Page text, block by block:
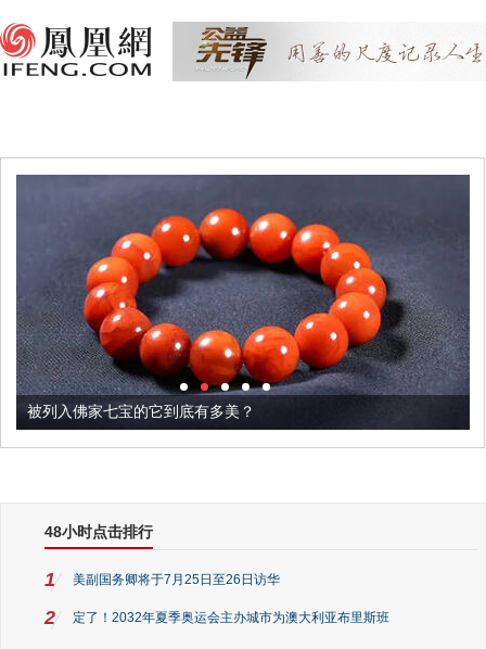
被列入佛家七宝的它到底有多美？
48小时点击排行
1 美副国务卿将于7月25日至26日访华
2 定了！2032年夏季奥运会主办城市为澳大利亚布里斯班